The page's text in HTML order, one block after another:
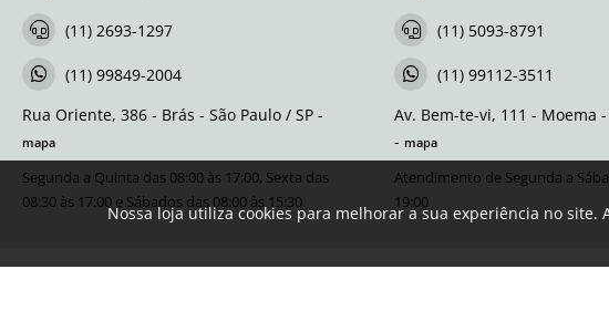
(11) 2693-1297
(11) 99849-2004
Rua Oriente, 386 - Brás - São Paulo / SP -
mapa
Segunda a Quinta das 08:00 às 17:00, Sexta das
08:30 às 17:00 e Sábados das 08:00 às 15:30
(11) 5093-8791
(11) 99112-3511
Av. Bem-te-vi, 111 - Moema -
- mapa
Atendimento de Segunda a
19:00
Nossa loja utiliza cookies para melhorar a sua experiência no site.